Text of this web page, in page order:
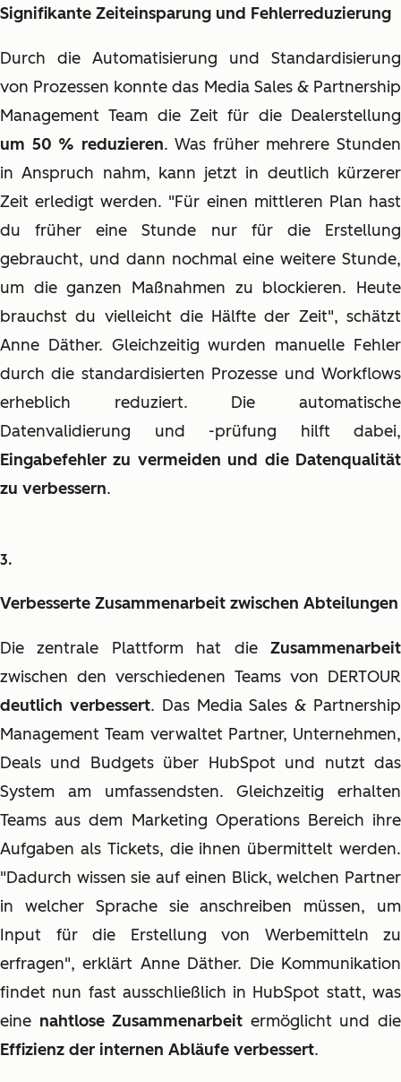
Signifikante Zeiteinsparung und Fehlerreduzierung
Durch die Automatisierung und Standardisierung
von Prozessen konnte das Media Sales & Partnership
Management Team die Zeit für die Dealerstellung
um 50 % reduzieren. Was früher mehrere Stunden
in Anspruch nahm, kann jetzt in deutlich kürzerer
Zeit erledigt werden. "Für einen mittleren Plan hast
du früher eine Stunde nur für die Erstellung
gebraucht, und dann nochmal eine weitere Stunde,
um die ganzen Maßnahmen zu blockieren. Heute
brauchst du vielleicht die Hälfte der Zeit", schätzt
Anne Däther. Gleichzeitig wurden manuelle Fehler
durch die standardisierten Prozesse und Workflows
erheblich reduziert. Die automatische
Datenvalidierung und -prüfung hilft dabei,
Eingabefehler zu vermeiden und die Datenqualität
zu verbessern.
Verbesserte Zusammenarbeit zwischen Abteilungen
Die zentrale Plattform hat die Zusammenarbeit
zwischen den verschiedenen Teams von DERTOUR
deutlich verbessert. Das Media Sales & Partnership
Management Team verwaltet Partner, Unternehmen,
Deals und Budgets über HubSpot und nutzt das
System am umfassendsten. Gleichzeitig erhalten
Teams aus dem Marketing Operations Bereich ihre
Aufgaben als Tickets, die ihnen übermittelt werden.
"Dadurch wissen sie auf einen Blick, welchen Partner
in welcher Sprache sie anschreiben müssen, um
Input für die Erstellung von Werbemitteln zu
erfragen", erklärt Anne Däther. Die Kommunikation
findet nun fast ausschließlich in HubSpot statt, was
eine nahtlose Zusammenarbeit ermöglicht und die
Effizienz der internen Abläufe verbessert.